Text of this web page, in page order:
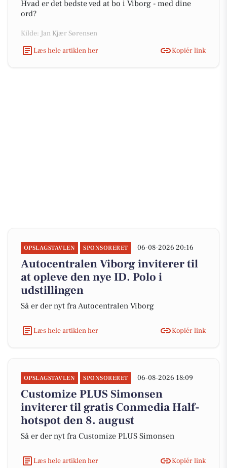
Hvad er det bedste ved at bo i Viborg - med dine
ord?
Kilde: Jan Kjær Sørensen
Læs hele artiklen her
Kopiér link
OPSLAGSTAVLEN SPONSORERET 06-08-2026 20:16
Autocentralen Viborg inviterer til
at opleve den nye ID. Polo i
udstillingen
Så er der nyt fra Autocentralen Viborg
Læs hele artiklen her Kopiér link
OPSLAGSTAVLEN SPONSORERET 06-08-2026 18:09
Customize PLUS Simonsen
inviterer til gratis Conmedia Half-
hotspot den 8. august
Så er der nyt fra Customize PLUS Simonsen
Læs hele artiklen her Kopiér link